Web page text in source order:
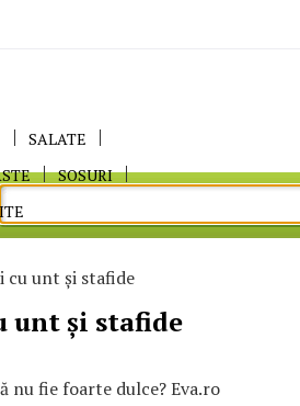
SALATE
SOSURI
cu unt şi stafide
unt şi stafide
nu fie foarte dulce? Eva.ro